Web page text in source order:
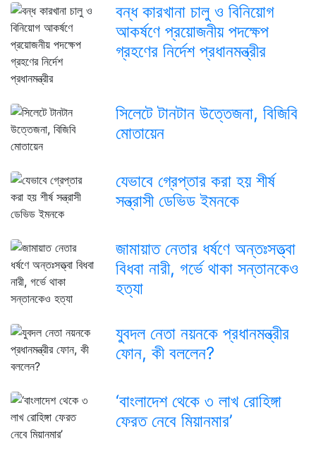
বন্ধ কারখানা চালু ও বিনিয়োগ
আকর্ষণে প্রয়োজনীয় পদক্ষেপ
গ্রহণের নির্দেশ প্রধানমন্ত্রীর
সিলেটে টানটান উত্তেজনা, বিজিবি
মোতায়েন
যেভাবে গ্রেপ্তার করা হয় শীর্ষ
সন্ত্রাসী ডেভিড ইমনকে
জামায়াত নেতার ধর্ষণে অন্তঃসত্ত্বা
বিধবা নারী, গর্ভে থাকা সন্তানকেও
হত্যা
যুবদল নেতা নয়নকে প্রধানমন্ত্রীর
ফোন, কী বললেন?
‘বাংলাদেশ থেকে ৩ লাখ রোহিঙ্গা
ফেরত নেবে মিয়ানমার’